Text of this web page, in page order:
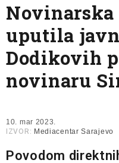
Propaganda
Informer
uputila
Dodikovih
novinaru
10. mar 2023.
IZVOR: Mediacentar Sarajevo
Povodom